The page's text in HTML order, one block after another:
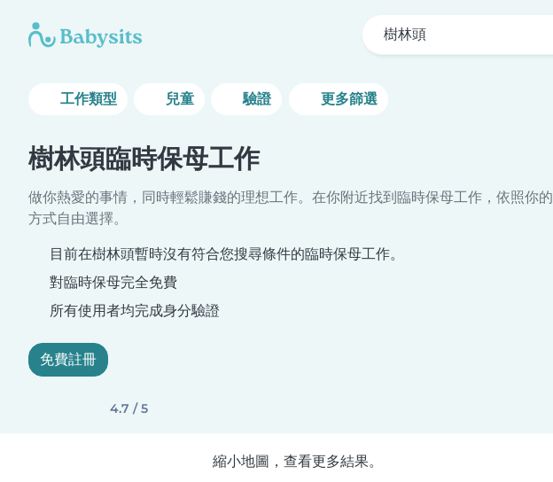
樹林頭
工作類型 兒童 驗證 更多篩選
樹林頭臨時保母工作
做你熱愛的事情，同時輕鬆賺錢的理想工作。在你附近找到臨時保母工作，依照你的
方式自由選擇。
目前在樹林頭暫時沒有符合您搜尋條件的臨時保母工作。
對臨時保母完全免費
所有使用者均完成身分驗證
免費註冊
4.7 / 5
縮小地圖，查看更多結果。